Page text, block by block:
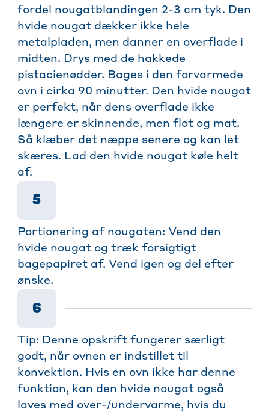
fordel nougatblandingen 2-3 cm tyk. Den
hvide nougat dækker ikke hele
metalpladen, men danner en overflade i
midten. Drys med de hakkede
pistacienødder. Bages i den forvarmede
ovn i cirka 90 minutter. Den hvide nougat
er perfekt, når dens overflade ikke
længere er skinnende, men flot og mat.
Så klæber det næppe senere og kan let
skæres. Lad den hvide nougat køle helt
af.
5
Portionering af nougaten: Vend den
hvide nougat og træk forsigtigt
bagepapiret af. Vend igen og del efter
ønske.
6
Tip: Denne opskrift fungerer særligt
godt, når ovnen er indstillet til
konvektion. Hvis en ovn ikke har denne
funktion, kan den hvide nougat også
laves med over-/undervarme, hvis du